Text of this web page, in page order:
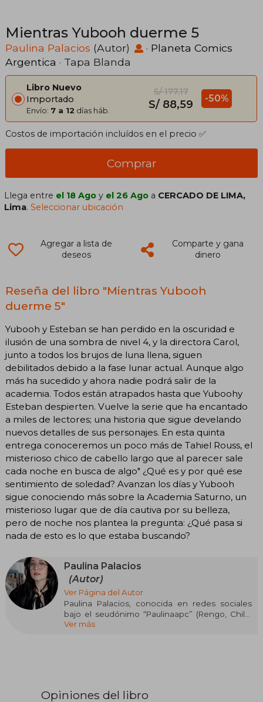
Mientras Yubooh duerme 5
Paulina Palacios (Autor) · Planeta Comics
Argentica · Tapa Blanda
Libro Nuevo
Importado
Envío: 7 a 12 días háb.
S/ 177,17
S/ 88,59 -50%
Costos de importación incluídos en el precio ✅
Comprar
Llega entre el 18 Ago y el 26 Ago a CERCADO DE LIMA,
Lima.Seleccionar ubicación
Agregar a lista de
deseos
Comparte y gana
dinero
Reseña del libro "Mientras Yubooh
duerme 5"
Yubooh y Esteban se han perdido en la oscuridad e
ilusión de una sombra de nivel 4, y la directora Carol,
junto a todos los brujos de luna llena, siguen
debilitados debido a la fase lunar actual. Aunque algo
más ha sucedido y ahora nadie podrá salir de la
academia. Todos están atrapados hasta que Yuboohy
Esteban despierten. Vuelve la serie que ha encantado
a miles de lectores; una historia que sigue develando
nuevos detalles de sus personajes. En esta quinta
entrega conoceremos un poco más de Tahiel Rouss, el
misterioso chico de cabello largo que al parecer sale
cada noche en busca de algo" ¿Qué es y por qué ese
sentimiento de soledad? Avanzan los días y Yubooh
sigue conociendo más sobre la Academia Saturno, un
misterioso lugar que de día cautiva por su belleza,
pero de noche nos plantea la pregunta: ¿Qué pasa si
nada de esto es lo que estaba buscando?
Paulina Palacios
(Autor)
Ver Página del Autor
Paulina Palacios, conocida en redes sociales
bajo el seudónimo “Paulinaapc” (Rengo, Chile,
24 de diciembre de 1992) es una diseñadora
diciembre de ese mismo año, también publicó
Ver más
Opiniones del libro